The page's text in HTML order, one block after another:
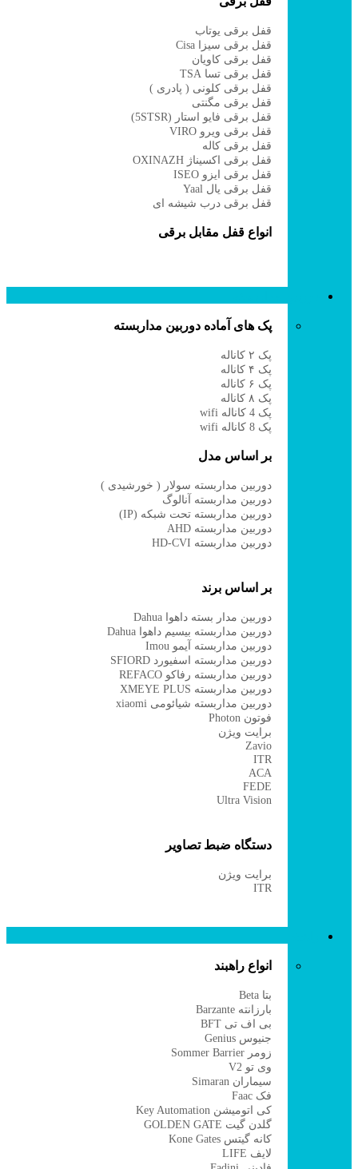
قفل برقی یوتاب
قفل برقی سیزا Cisa
قفل برقی کاویان
قفل برقی تسا TSA
قفل برقی کلونی ( پادری )
قفل برقی مگنتی
قفل برقی فایو استار (5STSR)
قفل برقی ویرو VIRO
قفل برقی کاله
قفل برقی اکسیناژ OXINAZH
قفل برقی ایزو ISEO
قفل برقی یال Yaal
قفل برقی درب شیشه ای
انواع قفل مقابل برقی
پک های آماده دوربین مداربسته
پک ۲ کاناله
پک ۴ کاناله
پک ۶ کاناله
پک ۸ کاناله
پک 4 کاناله wifi
پک 8 کاناله wifi
بر اساس مدل
دوربین مداربسته سولار ( خورشیدی )
دوربین مداربسته آنالوگ
دوربین مداربسته تحت شبکه (IP)
دوربین مداربسته AHD
دوربین مداربسته HD-CVI
بر اساس برند
دوربین مدار بسته داهوا Dahua
دوربین مداربسته بیسیم داهوا Dahua
دوربین مداربسته آیمو Imou
دوربین مداربسته اسفیورد SFIORD
دوربین مداربسته رفاکو REFACO
دوربین مداربسته XMEYE PLUS
دوربین مداربسته شیائومی xiaomi
فوتون Photon
برایت ویژن
Zavio
ITR
ACA
FEDE
Ultra Vision
دستگاه ضبط تصاویر
برایت ویژن
ITR
انواع راهبند
بتا Beta
بارزانته Barzante
بی اف تی BFT
جنیوس Genius
زومر Sommer Barrier
وی تو V2
سیماران Simaran
فک Faac
کی اتومیشن Key Automation
گلدن گیت GOLDEN GATE
کانه گیتس Kone Gates
لایف LIFE